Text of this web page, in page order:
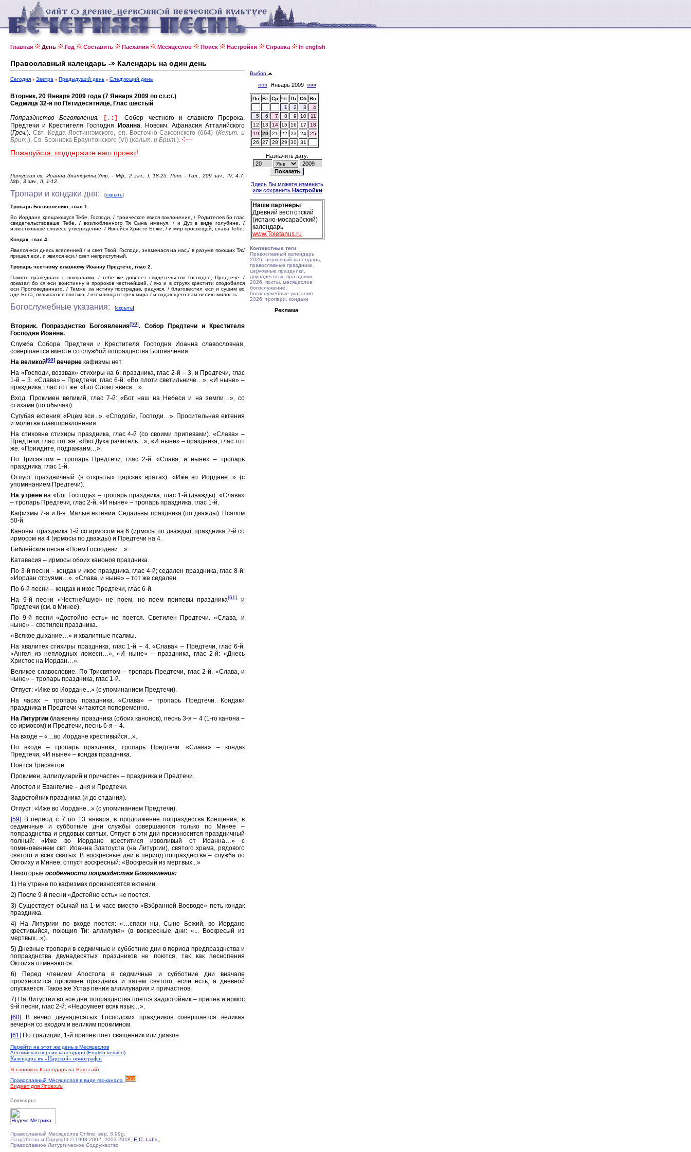
Главная День Год Составить Пасхалия Месяцеслов Поиск Настройки Справка In english
Православный календарь -» Календарь на один день
Сегодня Завтра Предыдущий день Следующий день
Вторник, 20 Января 2009 года (7 Января 2009 по ст.ст.)
Седмица 32-я по Пятидесятнице, Глас шестый
Попразднство Богоявления.
[.:]
Собор честного и славного Пророка,
Предтечи и Крестителя Господня
Иоанна. Новомч. Афанасия Атталийского
(Греч.).Свт. Кедда Лостингэмского, еп. Восточно-Саксонского (664) (Кельт. и
Брит.). Св. Брэннока Браунтонского (VI) (Кельт. и Брит.).
Пожалуйста, поддержите наш проект!
Литургия св. Иоанна Златоуста.Утр. - Мф., 2 зач., I, 18-25. Лит. - Гал., 209 зач., IV, 4-7.
Мф., 3 зач., II, 1-12.
Тропари и кондаки дня: [скрыть]
Тропарь Богоявлению, глас 1.
Во Иордане крещающуся Тебе, Господи, / троическое явися поклонение, / Родителев бо глас
свидетельствоваше Тебе, / возлюбленного Тя Сына именуя, / и Дух в виде голубине, /
извествоваше словесе утверждение. / Явлейся Христе Боже, / и мир просвещей, слава Тебе.
Кондак, глас 4.
Явился еси днесь вселенней,/ и свет Твой, Господи, знаменася на нас,/ в разуме поющих Тя:/
пришел еси, и явился еси,/ свет неприступный.
Тропарь честному славному Иоанну Предтече, глас 2.
Память праведнаго с похвалами, / тебе же довлеет свидетельство Господне, Предтече: /
показал бо ся еси воистинну и пророков честнейший, / яко и в струях крестити сподобился
еси Проповеданнаго. / Темже за истину пострадав, радуяся, / благовестил еси и сущим во
аде Бога, явльшагося плотию, / вземлющаго грех мира / и подающего нам велию милость.
Богослужебные указания: [скрыть]
Вторник. Попразднство Богоявления[59]. Собор Предтечи и Крестителя
Господня Иоанна.
Служба Собора Предтечи и Крестителя Господня Иоанна славословная,
совершается вместе со службой попразднства Богоявления.
На великой[60] вечерне кафизмы нет.
На «Господи, воззвах» стихиры на 6: праздника, глас 2-й – 3, и Предтечи, глас
1-й – 3. «Слава» – Предтечи, глас 6-й: «Во плоти светильниче…», «И ныне» –
праздника, глас тот же: «Бог Слово явися…».
Вход. Прокимен великий, глас 7-й: «Бог наш на Небеси и на земли…», со
стихами (по обычаю).
Сугубая ектения: «Рцем вси...». «Сподоби, Господи…». Просительная ектения
и молитва главопреклонения.
На стиховне стихиры праздника, глас 4-й (со своими припевами). «Слава» –
Предтечи, глас тот же: «Яко Духа рачитель…», «И ныне» – праздника, глас тот
же: «Приидите, подражаим…».
По Трисвятом – тропарь Предтечи, глас 2-й. «Слава, и ныне» – тропарь
праздника, глас 1-й.
Отпуст праздничный (в открытых царских вратах): «Иже во Иордане...» (с
упоминанием Предтечи).
На утренена «Бог Господь» – тропарь праздника, глас 1-й (дважды). «Слава»
– тропарь Предтечи, глас 2-й, «И ныне» – тропарь праздника, глас 1-й.
Кафизмы 7-я и 8-я. Малые ектении. Седальны праздника (по дважды). Псалом
50-й.
Каноны: праздника 1-й со ирмосом на 6 (ирмосы по дважды), праздника 2-й со
ирмосом на 4 (ирмосы по дважды) и Предтечи на 4.
Библейские песни «Поем Господеви…».
Катавасия – ирмосы обоих канонов праздника.
По 3-й песни – кондак и икос праздника, глас 4-й; седален праздника, глас 8-й:
«Иордан струями…». «Слава, и ныне» – тот же седален.
По 6-й песни – кондак и икос Предтечи, глас 6-й.
На 9-й песни «Честнейшую» не поем, но поем припевы праздника[61]и
Предтечи (см. в Минее).
По 9-й песни «Достойно есть» не поется. Светилен Предтечи. «Слава, и
ныне» – светилен праздника.
«Всякое дыхание…» и хвалитные псалмы.
На хвалитех стихиры праздника, глас 1-й – 4. «Слава» – Предтечи, глас 6-й:
«Ангел из неплодных ложесн…», «И ныне» – праздника, глас 2-й: «Днесь
Христос на Иордан…».
Великое славословие. По Трисвятом – тропарь Предтечи, глас 2-й. «Слава, и
ныне» – тропарь праздника, глас 1-й.
Отпуст: «Иже во Иордане...» (с упоминанием Предтечи).
На часах – тропарь праздника. «Слава» – тропарь Предтечи. Кондаки
праздника и Предтечи читаются попеременно.
На Литургииблаженны праздника (обоих канонов), песнь 3-я – 4 (1-го канона –
со ирмосом) и Предтечи, песнь 6-я – 4.
На входе – «…во Иордане крестивыйся...».
По входе – тропарь праздника, тропарь Предтечи. «Слава» – кондак
Предтечи, «И ныне» – кондак праздника.
Поется Трисвятое.
Прокимен, аллилуиарий и причастен – праздника и Предтечи.
Апостол и Евангелие – дня и Предтечи.
Задостойник праздника (и до отдания).
Отпуст: «Иже во Иордане...» (с упоминанием Предтечи).
[59] В период с 7 по 13 января, в продолжение попразднства Крещения, в
седмичные и субботние дни службы совершаются только по Минее –
попразднства и рядовых святых. Отпуст в эти дни произносится праздничный
полный: «Иже во Иордане креститися изволивый от Иоанна…» с
поминовением свт. Иоанна Златоуста (на Литургии), святого храма, рядового
святого и всех святых. В воскресные дни в период попразднства – служба по
Октоиху и Минее, отпуст воскресный: «Воскресый из мертвых...»
Некоторые особенности попразднства Богоявления:
1) На утрене по кафизмах произносятся ектении.
2) После 9-й песни «Достойно есть» не поется.
3) Существует обычай на 1-м часе вместо «Взбранной Воеводе» петь кондак
праздника.
4) На Литургии по входе поется: «…спаси ны, Сыне Божий, во Иордане
крестивыйся, поющия Ти: аллилуия» (в воскресные дни: «... Воскресый из
мертвых...»).
5) Дневные тропари в седмичные и субботние дни в период предпразднства и
попразднства двунадесятых праздников не поются, так как песнопения
Октоиха отменяются.
6) Перед чтением Апостола в седмичные и субботние дни вначале
произносится прокимен праздника и затем святого, если есть, а дневной
опускается. Таков же Устав пения аллилуиария и причастнов.
7) На Литургии во все дни попразднства поется задостойник – припев и ирмос
9-й песни, глас 2-й: «Недоумеет всяк язык…».
[60] В вечер двунадесятых Господских праздников совершается великая
вечерня со входом и великим прокимном.
[61] По традиции, 1-й припев поет священник или диакон.
Перейти на этот же день в Месяцеслов
Английская версия календаря (English version)
Календарь въ «Царской» орѳографiи
Установить Календарь на Ваш сайт
Православный Месяцеслов в виде rss-канала
Виджет для Яndex.ru
Выбор
««« Январь 2009 »»»
Пн Вт Ср Чт Пт Сб Вс
1
2 3
4
5
6 7 8 9 10
11
12
13 14 15 16 17
18
19
20 21 22 23 24
25
26
27 28 29 30 31
Назначить дату:
Здесь Вы можете изменить
или сохранить Настройки
Наши партнеры:
Древний вестготский
(испано-мосарабский)
календарь
www.Toletanus.ru
Контекстные теги:
Православный календарь
2026, церковный календарь,
православные праздники,
церковные праздники,
двунадесятые праздники
2026, посты, месяцеслов,
богослужение,
богослужебные указания
2026, тропари, кондаки
Реклама:
Спонсоры:
Православный Месяцеслов Online, вер. 3.99g.
Разработка и Copyright © 1998-2002, 2003-2018, E.C. Labs.
Православное Литургическое Содружество